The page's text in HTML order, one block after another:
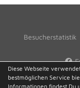
Besucherstatistik
Diese Webseite
bestmöglichen Service
Informationen findest Du